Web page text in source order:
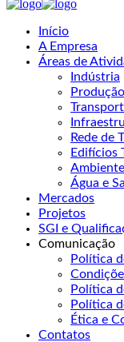
Início
A Empresa
Áreas de
Indústria
Rede de
Edifícios
Ambiente
Água e
Mercados
Projetos
SGI e
Comunicação
Política
Política
Política
Ética e
Contatos